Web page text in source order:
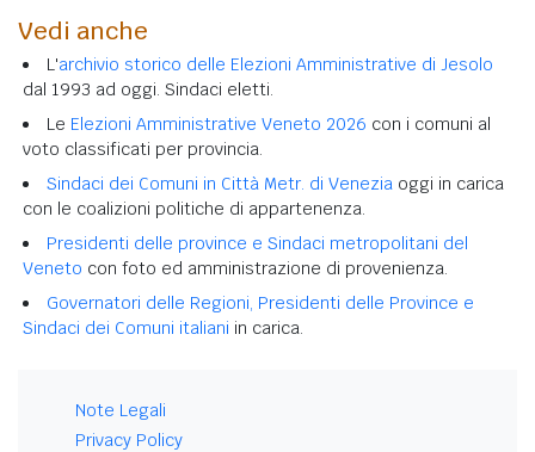
Vedi anche
L'archivio storico delle Elezioni Amministrative di Jesolo
dal 1993 ad oggi. Sindaci eletti.
Le Elezioni Amministrative Veneto 2026 con i comuni al
voto classificati per provincia.
Sindaci dei Comuni in Città Metr. di Venezia oggi in carica
con le coalizioni politiche di appartenenza.
Presidenti delle province e Sindaci metropolitani del
Veneto con foto ed amministrazione di provenienza.
Governatori delle Regioni, Presidenti delle Province e
Sindaci dei Comuni italiani in carica.
Note Legali
Privacy Policy